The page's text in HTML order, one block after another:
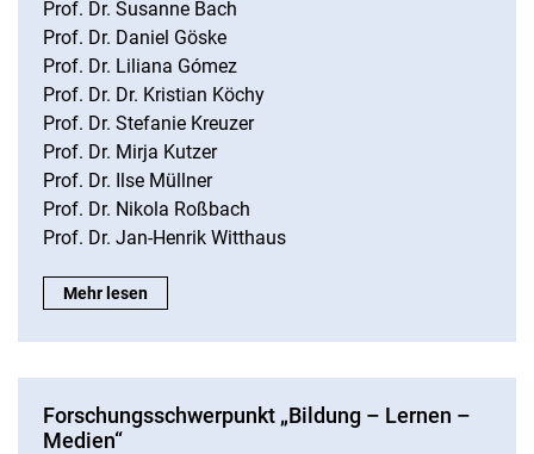
Prof. Dr. Susanne Bach
Prof. Dr. Daniel Göske
Prof. Dr. Liliana Gómez
Prof. Dr. Dr. Kristian Köchy
Prof. Dr. Stefanie Kreuzer
Prof. Dr. Mirja Kutzer
Prof. Dr. Ilse Müllner
Prof. Dr. Nikola Roßbach
Prof. Dr. Jan-Henrik Witthaus
Forschungsschwerpunkt „Erzählen und Wissen“:
Mehr lesen
Forschungsschwerpunkt „Bildung – Lernen –
Medien“